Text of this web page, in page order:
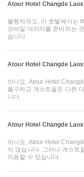
Atour Hotel Changde
불행하게도, 이 호텔에서는
모바일 데이터를 준비하는
습니다.
Atour Hotel Changde
아니요, Atour Hotel
불구하고 게스트들은 다른
니다.
Atour Hotel Changde
아니요, Atour Hotel
지 않습니다. 그러나 게스트
이용할 수 있습니다.